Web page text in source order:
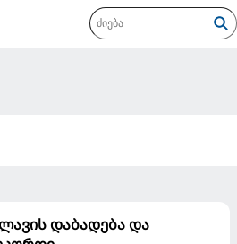
დაბადება და